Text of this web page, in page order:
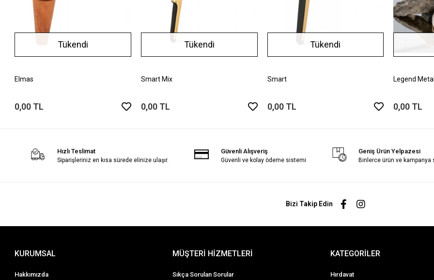
Tükendi
Elmas
0,00 TL
Tükendi
Smart Mix
0,00 TL
Tükendi
Smart
0,00 TL
Legend
0,00 TL
Hızlı Teslimat
Siparişleriniz en kısa sürede elinize ulaşır.
Güvenli Alışveriş
Güvenli ve kolay ödeme sistemi
Geniş Ürün Yelpazesi
Binlerce ürün ve kampanya
Bizi Takip Edin
KURUMSAL
Hakkımızda
MÜŞTERİ HİZMETLERİ
Sıkça Sorulan Sorular
KATEGORİLER
Hırdavat